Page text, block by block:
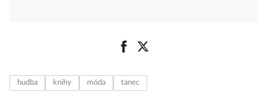
hudba knihy móda tanec